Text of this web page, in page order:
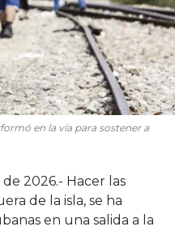
en la vía para sostener a
de 2026.- Hacer las
de la isla, se ha
en una salida a la